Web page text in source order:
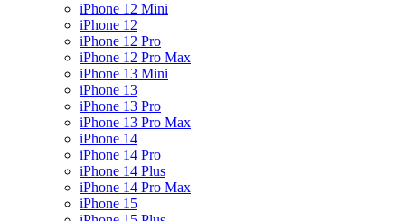
iPhone 12 Mini
iPhone 12
iPhone 12 Pro
iPhone 12 Pro Max
iPhone 13 Mini
iPhone 13
iPhone 13 Pro
iPhone 13 Pro Max
iPhone 14
iPhone 14 Pro
iPhone 14 Plus
iPhone 14 Pro Max
iPhone 15